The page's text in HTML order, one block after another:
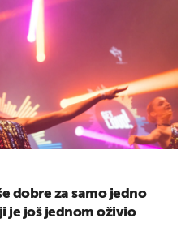
dobre za samo jedno
je još jednom oživio